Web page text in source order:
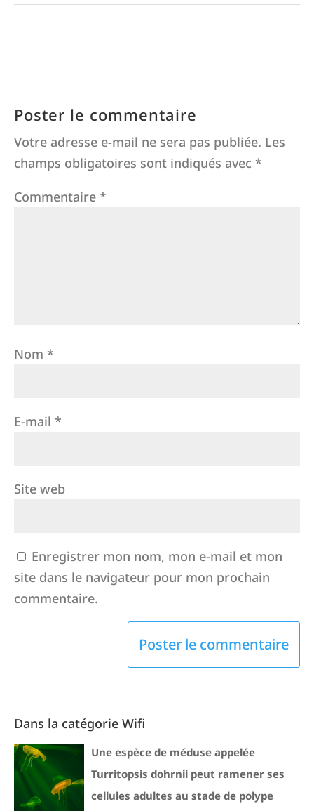
Poster le commentaire
Votre adresse e-mail ne sera pas publiée. Les
champs obligatoires sont indiqués avec *
Commentaire *
Nom *
E-mail *
Site web
Enregistrer mon nom, mon e-mail et mon
site dans le navigateur pour mon prochain
commentaire.
Dans la catégorie Wifi
Une espèce de méduse appelée
Turritopsis dohrnii peut ramener ses
cellules adultes au stade de polype